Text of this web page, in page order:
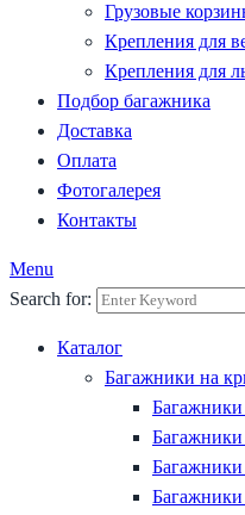
Грузовые
Крепления для
Крепления для
Подбор багажника
Доставка
Оплата
Фотогалерея
Контакты
Menu
Search for:
Каталог
Багажники на
Багажники
Багажники